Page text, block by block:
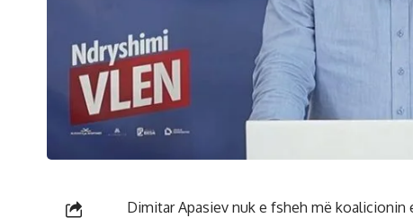
Dimitar Apasiev nuk e fsheh më koalicionin